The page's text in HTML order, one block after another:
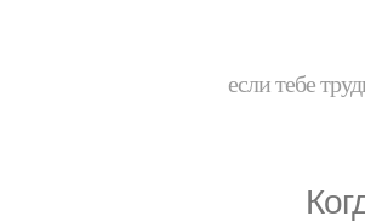
если тебе